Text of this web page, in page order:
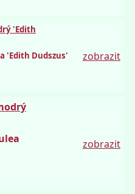
'Edith
'Edith Dudszus'
zobrazit
zobrazit